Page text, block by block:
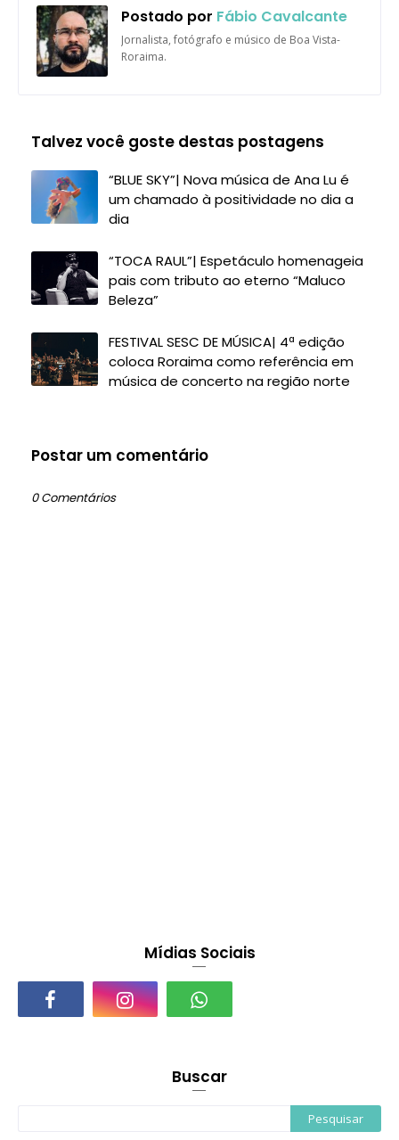
Postado por Fábio Cavalcante
Jornalista, fotógrafo e músico de Boa Vista-
Roraima.
Talvez você goste destas postagens
“BLUE SKY”| Nova música de Ana Lu é
um chamado à positividade no dia a
dia
“TOCA RAUL”| Espetáculo homenageia
pais com tributo ao eterno “Maluco
Beleza”
FESTIVAL SESC DE MÚSICA| 4ª edição
coloca Roraima como referência em
música de concerto na região norte
Postar um comentário
0 Comentários
Mídias Sociais
Buscar